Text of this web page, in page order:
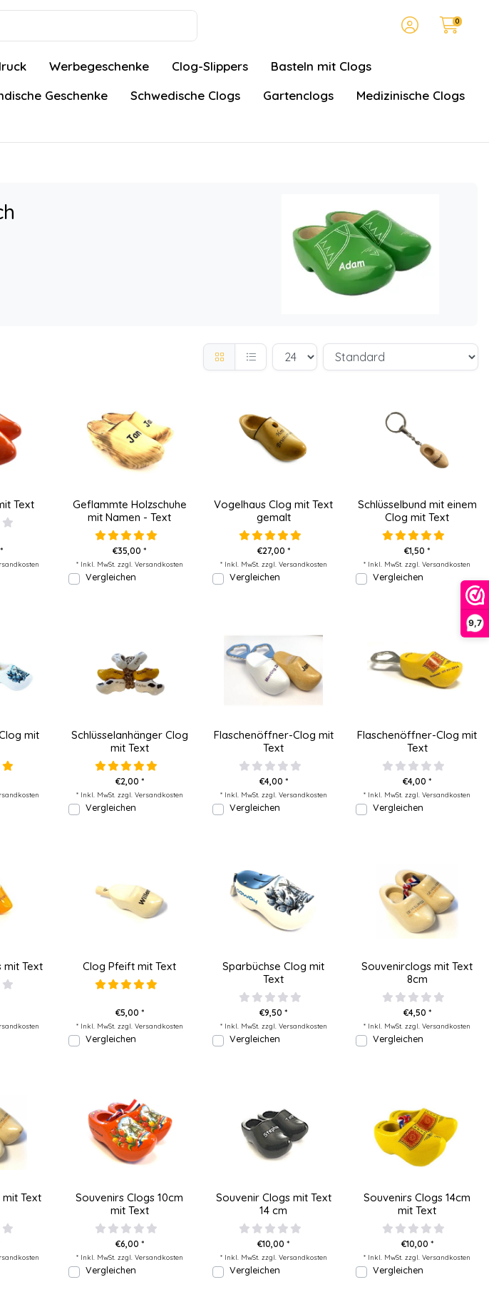
9,7
0
Werbegeschenke Clog-Slippers
Basteln mit Clogs
Geschenke Schwedische Clogs Gartenclogs
Medizinische Clogs
Text
Geflammte Holzschuhe
mit Namen - Text
€35,00 *
* Inkl. MwSt. zzgl. Versandkosten
Vergleichen
Vogelhaus Clog mit Text
gemalt
€27,00 *
* Inkl. MwSt. zzgl. Versandkosten
Vergleichen
Schlüsselbund mit einem
Clog mit Text
€1,50 *
* Inkl. MwSt. zzgl.Versandkosten
Vergleichen
mit
Schlüsselanhänger Clog
mit Text
€2,00 *
* Inkl. MwSt. zzgl. Versandkosten
Vergleichen
Flaschenöffner-Clog mit
Text
€4,00 *
* Inkl. MwSt. zzgl. Versandkosten
Vergleichen
Flaschenöffner-Clog mit
Text
€4,00 *
* Inkl. MwSt. zzgl.Versandkosten
Vergleichen
mit Text Clog Pfeift mit Text
€5,00 *
* Inkl. MwSt. zzgl. Versandkosten
Vergleichen
Sparbüchse Clog mit
Text
€9,50 *
* Inkl. MwSt. zzgl. Versandkosten
Vergleichen
Souvenirclogs mit Text
8cm
€4,50 *
* Inkl. MwSt. zzgl.Versandkosten
Vergleichen
Text
Souvenirs Clogs 10cm
mit Text
€6,00 *
* Inkl. MwSt. zzgl. Versandkosten
Vergleichen
Souvenir Clogs mit Text
14 cm
€10,00 *
* Inkl. MwSt. zzgl. Versandkosten
Vergleichen
Souvenirs Clogs 14cm
mit Text
€10,00 *
* Inkl. MwSt. zzgl.Versandkosten
Vergleichen